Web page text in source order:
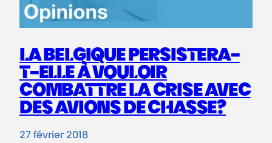
LA BELGIQUE PERSISTERA-
T-ELLE À VOULOIR
COMBATTRE LA CRISE AVEC
DES AVIONS DE CHASSE?
27 février 2018